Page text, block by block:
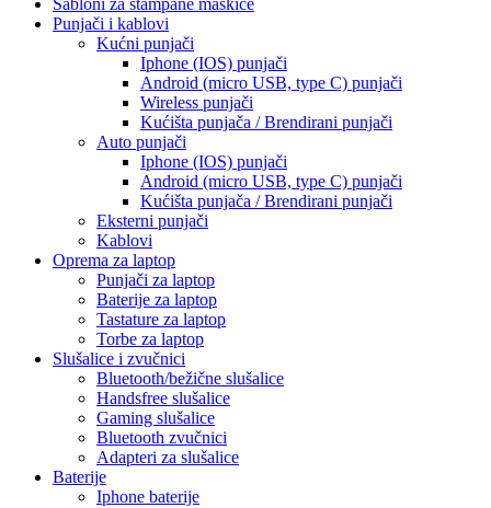
Šabloni za štampane maskice
Punjači i kablovi
Kućni punjači
Iphone (IOS) punjači
Android (micro USB, type C) punjači
Wireless punjači
Kućišta punjača / Brendirani punjači
Auto punjači
Iphone (IOS) punjači
Android (micro USB, type C) punjači
Kućišta punjača / Brendirani punjači
Eksterni punjači
Kablovi
Oprema za laptop
Punjači za laptop
Baterije za laptop
Tastature za laptop
Torbe za laptop
Slušalice i zvučnici
Bluetooth/bežične slušalice
Handsfree slušalice
Gaming slušalice
Bluetooth zvučnici
Adapteri za slušalice
Baterije
Iphone baterije